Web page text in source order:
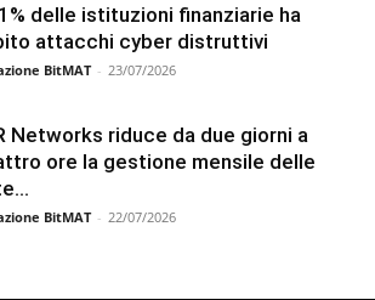
delle istituzioni finanziarie ha
attacchi cyber distruttivi
BitMAT - 23/07/2026
Networks riduce da due giorni a
ore la gestione mensile delle
BitMAT - 22/07/2026